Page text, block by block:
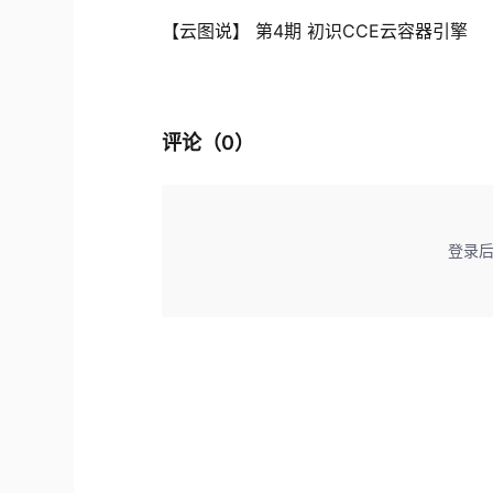
【云图说】 第4期 初识CCE云容器引擎
评论（0）
登录